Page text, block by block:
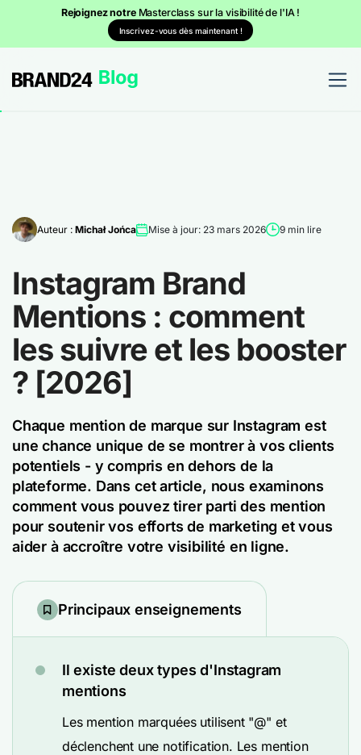
Rejoignez notre Masterclass sur la visibilité de l'IA !
Inscrivez-vous dès maintenant !
Auteur : Michał Jońca Mise à jour: 23 mars 2026 9 min lire
Instagram Brand
Mentions : comment
les suivre et les booster
? [2026]
Chaque mention de marque sur Instagram est
une chance unique de se montrer à vos clients
potentiels - y compris en dehors de la
plateforme. Dans cet article, nous examinons
comment vous pouvez tirer parti des mention
pour soutenir vos efforts de marketing et vous
aider à accroître votre visibilité en ligne.
Principaux enseignements
Il existe deux types d'Instagram
mentions
Les mention marquées utilisent "@" et
déclenchent une notification. Les mention